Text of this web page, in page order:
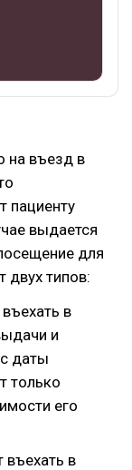
на въезд в
пациенту
выдается
для
двух типов:
в
и
даты
только
его
в